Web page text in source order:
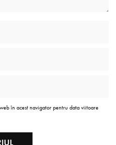
în acest navigator pentru data viitoare